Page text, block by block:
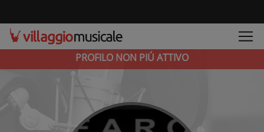
PROFILO NON PIÚ ATTIVO